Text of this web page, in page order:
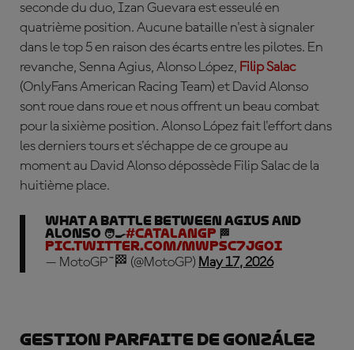
seconde du duo, Izan Guevara est esseulé en
quatrième position. Aucune bataille n'est à signaler
dans le top 5 en raison des écarts entre les pilotes. En
revanche, Senna Agius, Alonso López, Filip Salac
(OnlyFans American Racing Team) et David Alonso
sont roue dans roue et nous offrent un beau combat
pour la sixième position. Alonso López fait l'effort dans
les derniers tours et s'échappe de ce groupe au
moment au David Alonso dépossède Filip Salac de la
huitième place.
What a battle between Agius and
Alonso 🧑‍🍳#CatalanGP 🏁
pic.twitter.com/Mwpsc7jgOI
— MotoGP™🏁 (@MotoGP) May 17, 2026
Gestion parfaite de González